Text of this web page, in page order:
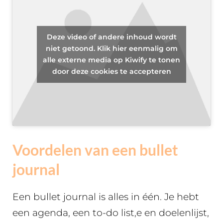
Deze video of andere inhoud wordt
niet getoond. Klik hier eenmalig om
alle externe media op Kiwify te tonen
door deze cookies te accepteren
Voordelen van een bullet
journal
Een bullet journal is alles in één. Je hebt
een agenda, een to-do list,e en doelenlijst,